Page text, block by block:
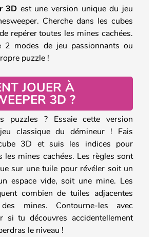
3D est une version unique du jeu
Cherche dans les cubes
repérer toutes les mines cachées.
2 modes de jeu passionnants ou
puzzle !
JOUER À
3D ?
puzzles ? Essaie cette version
classique du démineur ! Fais
3D et suis les indices pour
les mines cachées. Les règles sont
sur une tuile pour révéler soit un
espace vide, soit une mine. Les
combien de tuiles adjacentes
mines. Contourne-les avec
si tu découvres accidentellement
le niveau !